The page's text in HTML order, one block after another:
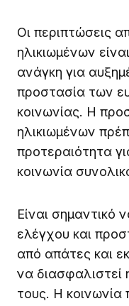
Οι περιπτώσεις
ηλικιωμένων
ανάγκη για
προστασία των
κοινωνίας. Η
ηλικιωμένων
προτεραιότητα
κοινωνία
Είναι σημαντικό
ελέγχου και
από απάτες και
να διασφαλιστεί
τους. Η κοινωνία